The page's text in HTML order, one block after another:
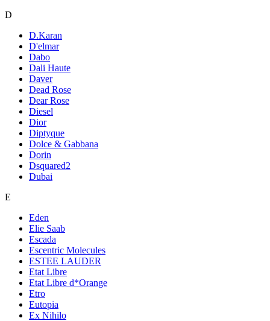
D
D.Karan
D'elmar
Dabo
Dali Haute
Daver
Dead Rose
Dear Rose
Diesel
Dior
Diptyque
Dolce & Gabbana
Dorin
Dsquared2
Dubai
E
Eden
Elie Saab
Escada
Escentric Molecules
ESTEE LAUDER
Etat Libre
Etat Libre d*Orange
Etro
Eutopia
Ex Nihilo